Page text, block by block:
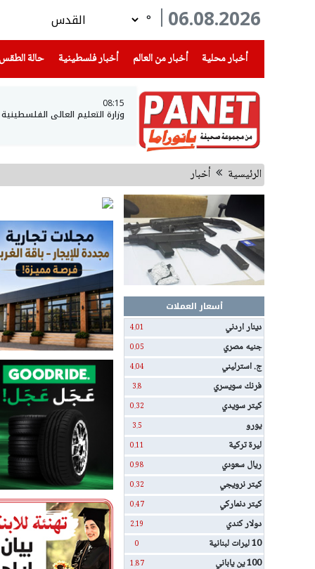
06.08.2026
°
أخبار محلية
(current) أخبار من العالم أخبار فلسطينية(current) حالة الطقس
08:15
وزارة التعليم العالي
الرئيسية أخبار
أسعار العملات
دينار اردني
4.01
جنيه مصري 0.05
ج. استرليني 4.04
فرنك سويسري 3.8
كيتر سويدي 0.32
يورو 3.5
ليرة تركية 0.11
ريال سعودي 0.98
كيتر نرويجي 0.32
كيتر دنماركي 0.47
دولار كندي 2.19
10 ليرات لبنانية 0
100 ين ياباني 1.87